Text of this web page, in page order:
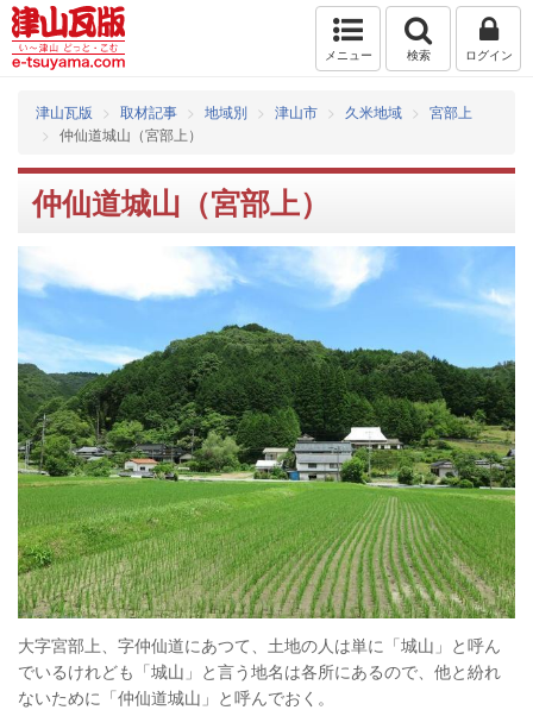
メニュー 検索 ログイン
津山瓦版 取材記事 地域別 津山市 久米地域
宮部上
仲仙道城山（宮部上）
仲仙道城山（宮部上）
大字宮部上、字仲仙道にあつて、土地の人は単に「城山」と呼ん
でいるけれども「城山」と言う地名は各所にあるので、他と紛れ
ないために「仲仙道城山」と呼んでおく。